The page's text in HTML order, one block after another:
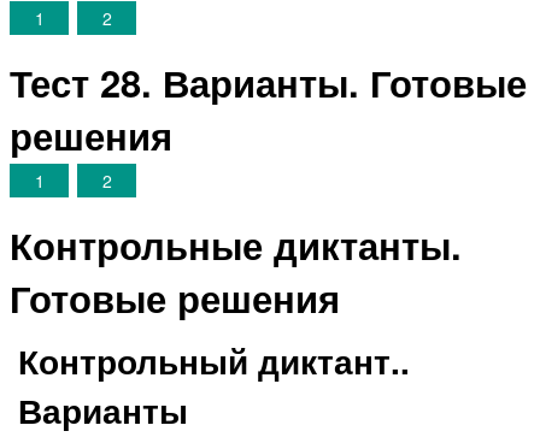
1 2
Тест 28. Варианты. Готовые
решения
1 2
Контрольные диктанты.
Готовые решения
Контрольный диктант..
Варианты